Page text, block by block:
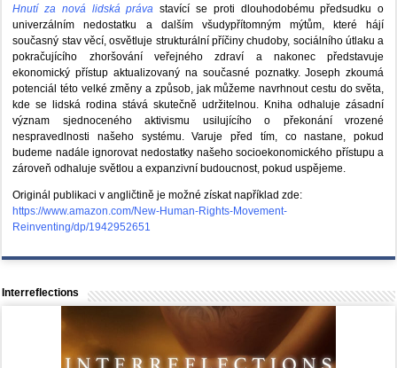
Hnutí za nová lidská práva stavící se proti dlouhodobému předsudku o
univerzálním nedostatku a dalším všudypřítomným mýtům, které hájí
současný stav věcí, osvětluje strukturální příčiny chudoby, sociálního útlaku a
pokračujícího zhoršování veřejného zdraví a nakonec představuje
ekonomický přístup aktualizovaný na současné poznatky. Joseph zkoumá
potenciál této velké změny a způsob, jak můžeme navrhnout cestu do světa,
kde se lidská rodina stává skutečně udržitelnou. Kniha odhaluje zásadní
význam sjednoceného aktivismu usilujícího o překonání vrozené
nespravedlnosti našeho systému. Varuje před tím, co nastane, pokud
budeme nadále ignorovat nedostatky našeho socioekonomického přístupu a
zároveň odhaluje světlou a expanzivní budoucnost, pokud uspějeme.
Originál publikaci v angličtině je možné získat například zde:
https://www.amazon.com/New-Human-Rights-Movement-
Reinventing/dp/1942952651
Interreflections